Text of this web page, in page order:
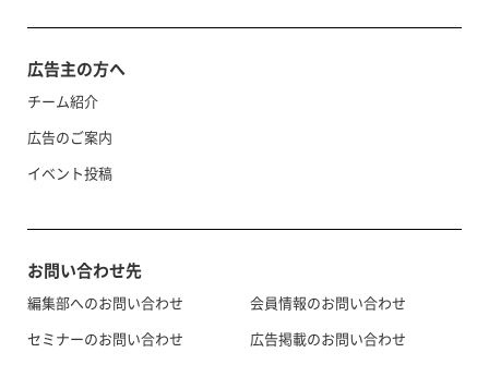
広告主の方へ
チーム紹介
広告のご案内
イベント投稿
お問い合わせ先
編集部へのお問い合わせ
セミナーのお問い合わせ
会員情報のお問い合わせ
広告掲載のお問い合わせ